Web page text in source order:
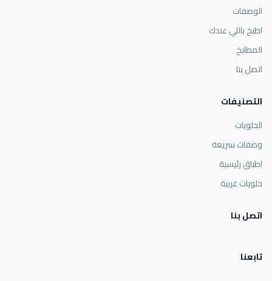
الوصفات
اطبخ باللي عندك
المطابخ
اتصل بنا
التصنيفات
الحلويات
وصفات سريعة
اطباق رئيسية
حلويات غربية
اتصل بنا
تابعنا